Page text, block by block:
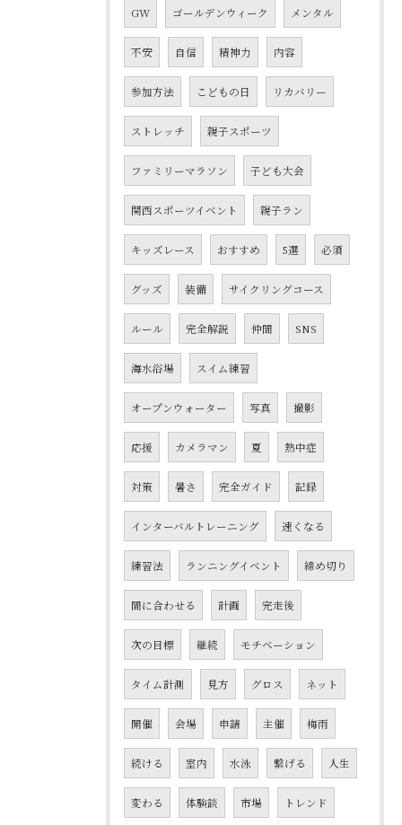
GW ゴールデンウィーク メンタル
不安 自信 精神力 内容
参加方法 こどもの日 リカバリー
ストレッチ 親子スポーツ
ファミリーマラソン 子ども大会
関西スポーツイベント 親子ラン
キッズレース おすすめ 5選 必須
グッズ 装備 サイクリングコース
ルール 完全解説 仲間 SNS
海水浴場 スイム練習
オープンウォーター 写真 撮影
応援 カメラマン 夏 熱中症
対策 暑さ 完全ガイド 記録
インターバルトレーニング 速くなる
練習法 ランニングイベント 締め切り
間に合わせる 計画 完走後
次の目標 継続 モチベーション
タイム計測 見方 グロス ネット
開催 会場 申請 主催 梅雨
続ける 室内 水泳 繋げる 人生
変わる 体験談 市場 トレンド